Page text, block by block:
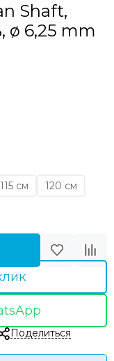
Shaft,
ø 6,25 mm
115 см
120 см
Поделиться